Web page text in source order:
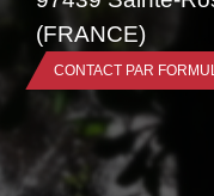
(FRANCE)
CONTACT PAR